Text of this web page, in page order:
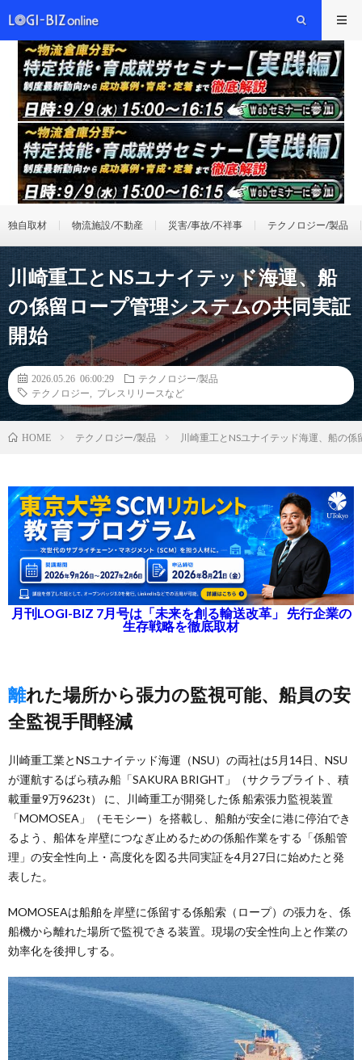
独自取材 物流施設/不動産 災害/事故/不祥事 テクノロジー/製品
川崎重工とNSユナイテッド海運、船
の係留ロープ管理システムの共同実証
開始
2026.05.26 06:00:29
テクノロジー/製品
テクノロジー
プレスリリースなど
HOME テクノロジー/製品 川崎重工とNSユナイテッド海運、船の
月刊LOGI-BIZ 7月号は「未来を創る輸送改革」 先行企業の
生存戦略を徹底取材
離れた場所から張力の監視可能、船員の安
全監視手間軽減
川崎重工業とNSユナイテッド海運（NSU）の両社は5月14日、NSU
が運航するばら積み船「SAKURA BRIGHT」（サクラブライト、積
載重量9万9623t） に、川崎重工が開発した係 船索張力監視装置
「MOMOSEA」（モモシー）を搭載し、船舶が安全に港に停泊でき
るよう、船体を岸壁につなぎ止めるための係船作業をする「係船管
理」の安全性向上・高度化を図る共同実証を4月27日に始めたと発
表した。
MOMOSEAは船舶を岸壁に係留する係船索（ロープ）の張力を、係
船機から離れた場所で監視できる装置。現場の安全性向上と作業の
効率化を後押しする。